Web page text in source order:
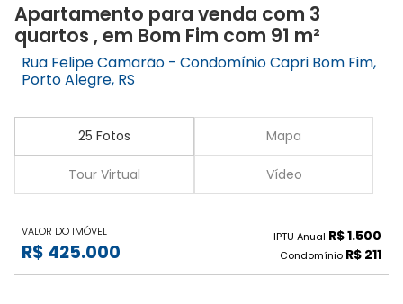
Apartamento para venda com 3
quartos , em Bom Fim com 91 m²
Rua Felipe Camarão - Condomínio Capri Bom Fim,
Porto Alegre, RS
25 Fotos Mapa
Tour Virtual Vídeo
VALOR DO IMÓVEL
R$ 425.000
IPTU Anual R$ 1.500
Condomínio R$ 211